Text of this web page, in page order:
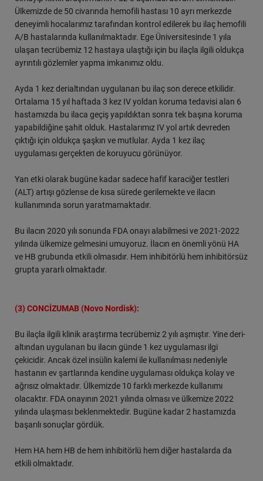
Ülkemizde de 50 civarında hemofili hastası 10 ayrı merkezde
deneyimli hocalarımız tarafından kontrol edilerek bu ilaç hemofili
A/B hastalarında kullanılmaktadır. Ege Üniversitesinde 1 yıla
ulaşan tecrübemiz 12 hastaya ulaştığı için bu ilaçla ilgili oldukça
ayrıntılı gözlemler yapma imkanımız oldu.
Ayda 1 kez derialtından uygulanan bu ilaç son derece etkilidir.
Ortalama 15 yıl haftada 3 kez IV yoldan koruma tedavisi alan 6
hastamızda bu ilaca geçiş yapıldıktan sonra tek başına koruma
yapabildiğine şahit olduk. Hastalarımız IV yol artık devreden
çıktığı için oldukça şaşkın ve mutlular. Ayda 1 kez ilaç
uygulaması gerçekten de koruyucu görünüyor.
Yan etki olarak bugüne kadar sadece hafif karaciğer testleri
(ALT) artışı gözlense de kısa sürede gerilemekte ve ilacın
kullanımında sorun yaratmamaktadır.
Bu ilacın 2020 yılı sonunda FDA onayı alabilmesi ve 2021-2022
yılında ülkemize gelmesini umuyoruz. İlacın en önemli yönü HA
ve HB grubunda etkili olmasıdır. Hem inhibitörlü hem inhibitörsüz
grupta yararlı olmaktadır.
(3) CONCİZUMAB (Novo Nordisk):
Bu ilaçla ilgili klinik araştırma tecrübemiz 2 yılı aşmıştır. Yine deri-
altından uygulanan bu ilacın günde 1 kez uygulaması ilgi
çekicidir. Ancak özel insülin kalemi ile kullanılması nedeniyle
hastanın ev şartlarında kendine uygulaması oldukça kolay ve
ağrısız olmaktadır. Ülkemizde 10 farklı merkezde kullanımı
olacaktır. FDA onayının 2021 yılında olması ve ülkemize 2022
yılında ulaşması beklenmektedir. Bugüne kadar 2 hastamızda
başarılı sonuçlar gördük.
Hem HA hem HB de hem inhibitörlü hem diğer hastalarda da
etkili olmaktadır.